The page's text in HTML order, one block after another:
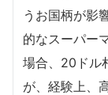
うお国柄が影
的なスーパー
場合、20ドル
が、経験上、